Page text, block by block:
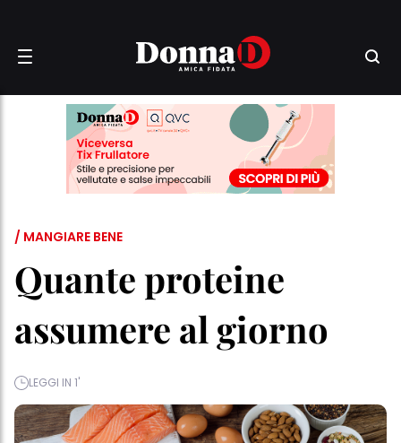
/ MANGIARE BENE
Quante proteine
assumere al giorno
LEGGI IN 1'